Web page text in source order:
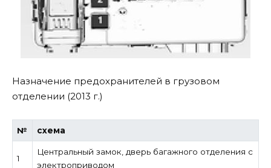
Назначение предохранителей в грузовом
отделении (2013 г.)
№ схема
1
Центральный замок, дверь багажного отделения с
электроприводом